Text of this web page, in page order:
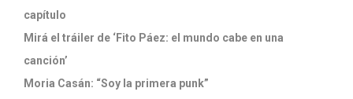
capítulo
Mirá el tráiler de ‘Fito Páez: el mundo cabe en una
canción’
Moria Casán: “Soy la primera punk”